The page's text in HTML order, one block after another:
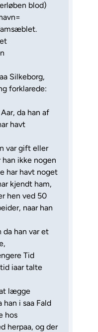
blod)
Silkeborg,
forklarede:
da han af
havt
var gift eller
han ikke nogen
har havt noget
kjendt ham,
hen ved 50
naar han
han var et
Tid
iaar talte
lægge
i saa Fald
hos
herpaa, og der